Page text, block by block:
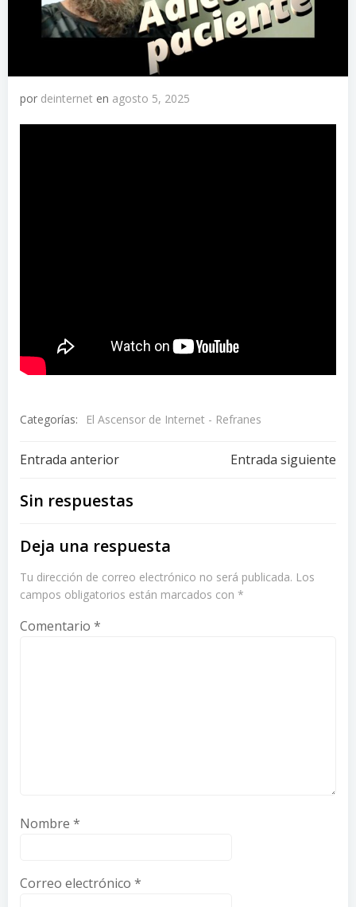
por deinternet en agosto 5, 2025
Categorías: El Ascensor de Internet - Refranes
Navegación
de
entradas
Entrada anterior
Navegación
Entrada siguiente
Sin respuestas
Deja una respuesta
Tu dirección de correo electrónico no será publicada. Los
campos obligatorios están marcados con *
Comentario *
Nombre *
Correo electrónico *